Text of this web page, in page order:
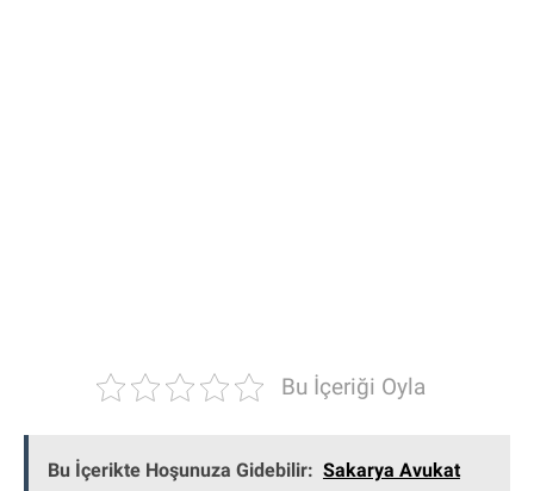
Bu İçeriği Oyla
Bu İçerikte Hoşunuza Gidebilir: Sakarya Avukat